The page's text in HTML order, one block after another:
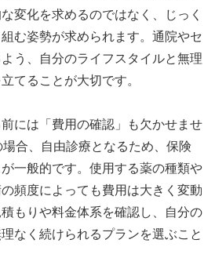
変化を求めるのではなく、じっく
む姿勢が求められます。通院やセ
う、自分のライフスタイルと無理
てることが大切です。
には「費用の確認」も欠かせませ
合、自由診療となるため、保険
一般的です。使用する薬の種類や
頻度によっても費用は大きく変動
もりや料金体系を確認し、自分の
なく続けられるプランを選ぶこと